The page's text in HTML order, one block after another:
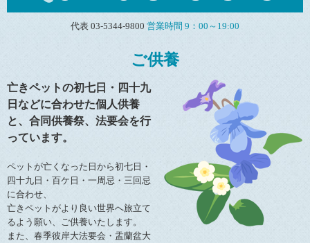
代表 03-5344-9800 営業時間 9：00～19:00
ご供養
亡きペットの初七日・四十九
日などに合わせた個人供養
と、合同供養祭、法要会を行
っています。
ペットが亡くなった日から初七日・
四十九日・百ケ日・一周忌・三回忌
に合わせ、
亡きペットがより良い世界へ旅立て
るよう願い、ご供養いたします。
また、春季彼岸大法要会・盂蘭盆大